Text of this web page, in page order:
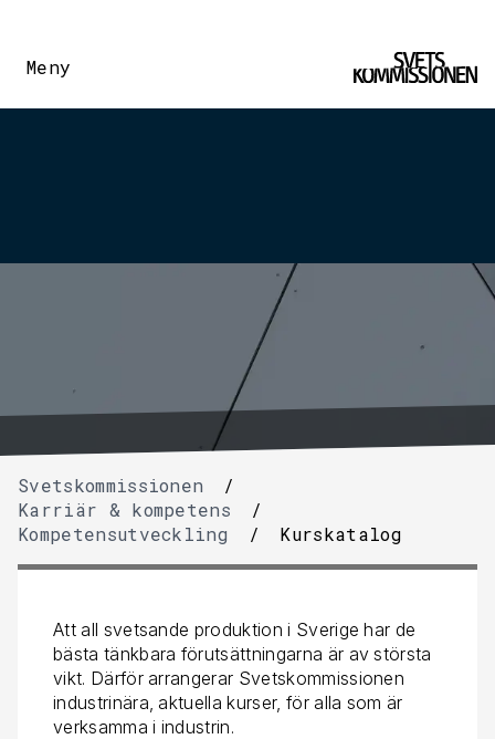
Meny
Svetskommissionen
/
Karriär & kompetens
/
Kompetensutveckling
/ Kurskatalog
Att all svetsande produktion i Sverige har de
bästa tänkbara förutsättningarna är av största
vikt. Därför arrangerar Svetskommissionen
industrinära, aktuella kurser, för alla som är
verksamma i industrin.